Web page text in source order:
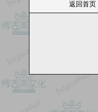
返回首页